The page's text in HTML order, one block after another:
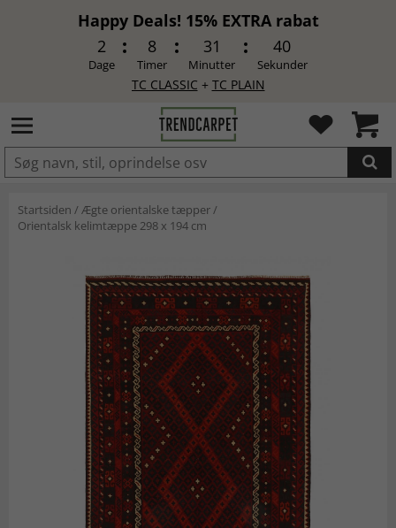
Happy Deals! 15% EXTRA rabat
2
Dage
8
Timer
31
Minutter
39
Sekunder
TC CLASSIC + TC PLAIN
LAGT I INDKØBSKURVEN.
Startsiden /Ægte orientalske tæpper/
Orientalsk kelimtæppe 298 x 194 cm